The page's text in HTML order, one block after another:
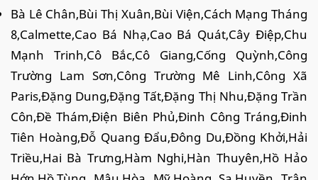
Bà Lê Chân,Bùi Thị Xuân,Bùi Viện,Cách Mạng Tháng
8,Calmette,Cao Bá Nhạ,Cao Bá Quát,Cây Điệp,Chu
Mạnh Trinh,Cô Bắc,Cô Giang,Cống Quỳnh,Công
Trường Lam Sơn,Công Trường Mê Linh,Công Xã
Paris,Đặng Dung,Đặng Tất,Đặng Thị Nhu,Đặng Trần
Côn,Đề Thám,Điện Biên Phủ,Đinh Công Tráng,Đinh
Tiên Hoàng,Đỗ Quang Đẩu,Đông Du,Đồng Khởi,Hải
Triều,Hai Bà Trưng,Hàm Nghi,Hàn Thuyên,Hồ Hảo